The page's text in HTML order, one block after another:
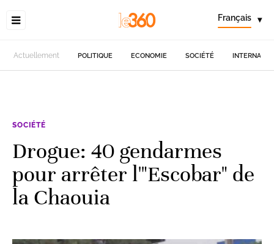
Français ▾
Actuellement POLITIQUE ECONOMIE SOCIÉTÉ
SOCIÉTÉ
Drogue: 40 gendarmes
pour arrêter l'"Escobar" de
la Chaouia